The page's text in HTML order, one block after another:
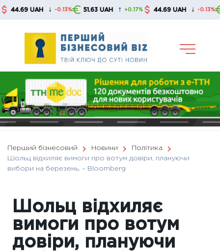
Skip
UAH ↓ -0.13% 51.63 UAH ↑ +0.17% 44.69 UAH ↓ -0.13%
Перший бізнесовий Новини
Політика
Шольц відхиляє вимоги про вотум довіри, плануючи
вибори на березень, – Bloomberg
Шольц відхиляє
вимоги про вотум
довіри, плануючи